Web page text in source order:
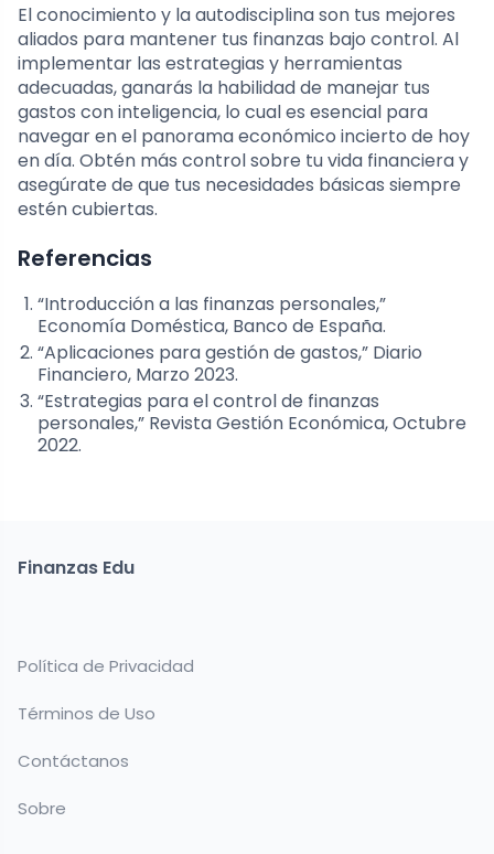
El conocimiento y la autodisciplina son tus mejores
aliados para mantener tus finanzas bajo control. Al
implementar las estrategias y herramientas
adecuadas, ganarás la habilidad de manejar tus
gastos con inteligencia, lo cual es esencial para
navegar en el panorama económico incierto de hoy
en día. Obtén más control sobre tu vida financiera y
asegúrate de que tus necesidades básicas siempre
estén cubiertas.
Referencias
“Introducción a las finanzas personales,”
Economía Doméstica, Banco de España.
“Aplicaciones para gestión de gastos,” Diario
Financiero, Marzo 2023.
“Estrategias para el control de finanzas
personales,” Revista Gestión Económica, Octubre
2022.
Finanzas Edu
Política de Privacidad
Términos de Uso
Contáctanos
Sobre